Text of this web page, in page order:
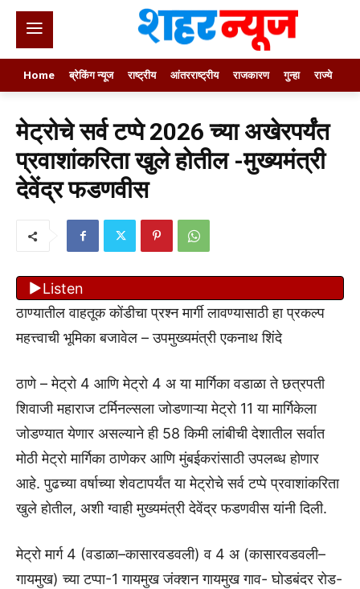
Home ब्रेकिंग न्यूज राष्ट्रीय आंतरराष्ट्रीय राजकारण गुन्हा राज्ये
मेट्रोचे सर्व टप्पे 2026 च्या अखेरपर्यंत
प्रवाशांकरिता खुले होतील -मुख्यमंत्री
देवेंद्र फडणवीस
Listen
ठाण्यातील वाहतूक कोंडीचा प्रश्न मार्गी लावण्यासाठी हा प्रकल्प
महत्त्वाची भूमिका बजावेल – उपमुख्यमंत्री एकनाथ शिंदे
ठाणे – मेट्रो 4 आणि मेट्रो 4 अ या मार्गिका वडाळा ते छत्रपती
शिवाजी महाराज टर्मिनल्सला जोडणाऱ्या मेट्रो 11 या मार्गिकेला
जोडण्यात येणार असल्याने ही 58 किमी लांबीची देशातील सर्वात
मोठी मेट्रो मार्गिका ठाणेकर आणि मुंबईकरांसाठी उपलब्ध होणार
आहे. पुढच्या वर्षाच्या शेवटापर्यंत या मेट्रोचे सर्व टप्पे प्रवाशांकरिता
खुले होतील, अशी ग्वाही मुख्यमंत्री देवेंद्र फडणवीस यांनी दिली.
मेट्रो मार्ग 4 (वडाळा–कासारवडवली) व 4 अ (कासारवडवली–
गायमुख) च्या टप्पा-1 गायमुख जंक्शन गायमुख गाव- घोडबंदर रोड-